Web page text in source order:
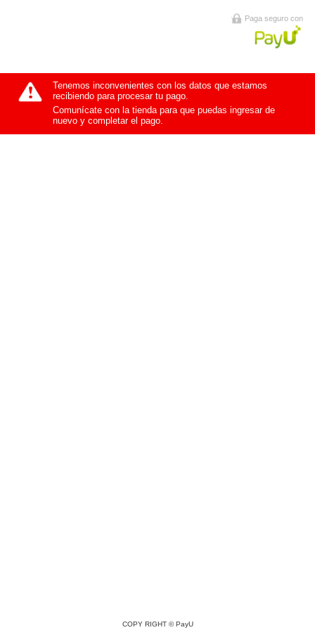
Paga seguro con
Tenemos inconvenientes con los datos que estamos
recibiendo para procesar tu pago.
Comunícate con la tienda para que puedas ingresar de
nuevo y completar el pago.
COPY RIGHT ©PayU